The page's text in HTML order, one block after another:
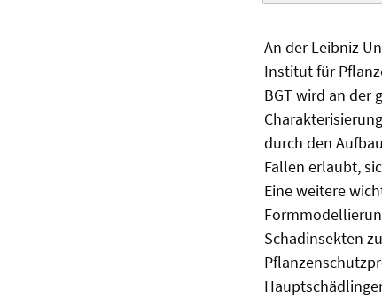
An der Leibniz
Institut für
BGT wird an der
durch den
Fallen erlaubt,
Eine weitere
Schadinsekten